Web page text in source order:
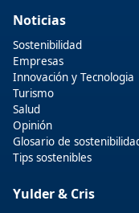
Noticias
Sostenibilidad
Empresas
Innovación y Tecnologia
Turismo
Salud
Opinión
Glosario de
Tips sostenibles
Yulder & Cris